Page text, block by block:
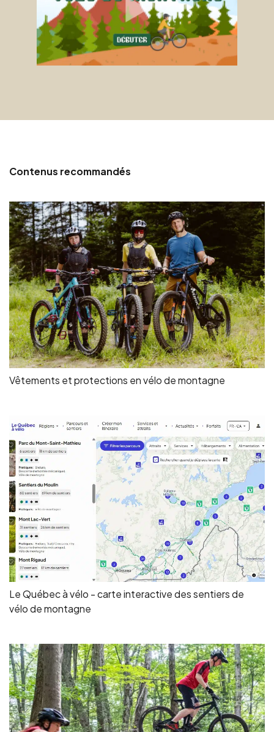
Contenus recommandés
Vêtements et protections en vélo de montagne
Le Québec à vélo - carte interactive des sentiers de
vélo de montagne